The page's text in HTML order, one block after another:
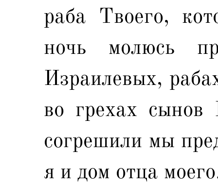
раба Твоего,
ночь молюсь
Израилевых,
во грехах сынов
согрешили мы
я и дом отца